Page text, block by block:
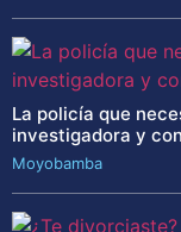
La policía que
investigadora y
Moyobamba